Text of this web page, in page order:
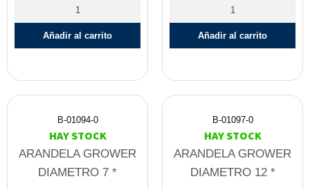
Añadir al carrito Añadir al carrito
B-01094-0
HAY STOCK
ARANDELA GROWER
DIAMETRO 7 *
B-01097-0
HAY STOCK
ARANDELA GROWER
DIAMETRO 12 *